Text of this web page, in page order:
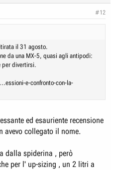
#12
il 31 agosto.
da una MX-5, quasi agli antipodi:
per divertirsi.
e-confronto-con-la-
ed esauriente recensione
avevo collegato il nome.
dalla spiderina , però
per l' up-sizing , un 2 litri a